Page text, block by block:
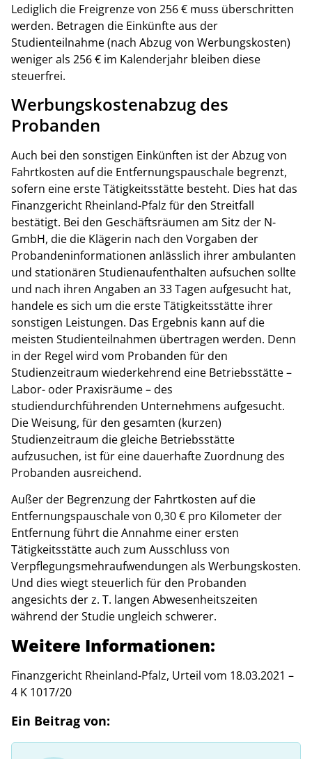
Lediglich die Freigrenze von 256 € muss überschritten
werden. Betragen die Einkünfte aus der
Studienteilnahme (nach Abzug von Werbungskosten)
weniger als 256 € im Kalenderjahr bleiben diese
steuerfrei.
Werbungskostenabzug des
Probanden
Auch bei den sonstigen Einkünften ist der Abzug von
Fahrtkosten auf die Entfernungspauschale begrenzt,
sofern eine erste Tätigkeitsstätte besteht. Dies hat das
Finanzgericht Rheinland-Pfalz für den Streitfall
bestätigt. Bei den Geschäftsräumen am Sitz der N-
GmbH, die die Klägerin nach den Vorgaben der
Probandeninformationen anlässlich ihrer ambulanten
und stationären Studienaufenthalten aufsuchen sollte
und nach ihren Angaben an 33 Tagen aufgesucht hat,
handele es sich um die erste Tätigkeitsstätte ihrer
sonstigen Leistungen. Das Ergebnis kann auf die
meisten Studienteilnahmen übertragen werden. Denn
in der Regel wird vom Probanden für den
Studienzeitraum wiederkehrend eine Betriebsstätte –
Labor- oder Praxisräume – des
studiendurchführenden Unternehmens aufgesucht.
Die Weisung, für den gesamten (kurzen)
Studienzeitraum die gleiche Betriebsstätte
aufzusuchen, ist für eine dauerhafte Zuordnung des
Probanden ausreichend.
Außer der Begrenzung der Fahrtkosten auf die
Entfernungspauschale von 0,30 € pro Kilometer der
Entfernung führt die Annahme einer ersten
Tätigkeitsstätte auch zum Ausschluss von
Verpflegungsmehraufwendungen als Werbungskosten.
Und dies wiegt steuerlich für den Probanden
angesichts der z. T. langen Abwesenheitszeiten
während der Studie ungleich schwerer.
Weitere Informationen:
Finanzgericht Rheinland-Pfalz, Urteil vom 18.03.2021 –
4 K 1017/20
Ein Beitrag von: